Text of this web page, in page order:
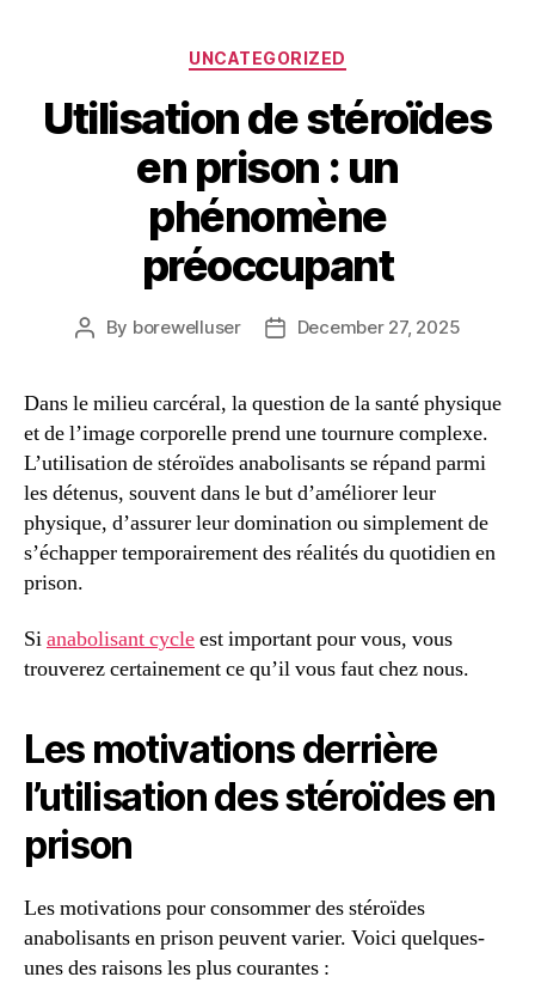
Categories
UNCATEGORIZED
Utilisation de stéroïdes
en prison : un
phénomène
préoccupant
Post
By borewelluser
PostDecember 27, 2025
Dans le milieu carcéral, la question de la santé physique
et de l’image corporelle prend une tournure complexe.
L’utilisation de stéroïdes anabolisants se répand parmi
les détenus, souvent dans le but d’améliorer leur
physique, d’assurer leur domination ou simplement de
s’échapper temporairement des réalités du quotidien en
prison.
Sianabolisant cycleest important pour vous, vous
trouverez certainement ce qu’il vous faut chez nous.
Les motivations derrière
l’utilisation des stéroïdes en
prison
Les motivations pour consommer des stéroïdes
anabolisants en prison peuvent varier. Voici quelques-
unes des raisons les plus courantes :